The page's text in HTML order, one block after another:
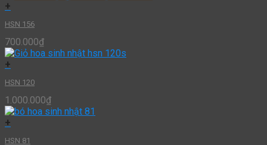
+
HSN 156
700.000₫
+
HSN 120
1.000.000₫
+
HSN 81